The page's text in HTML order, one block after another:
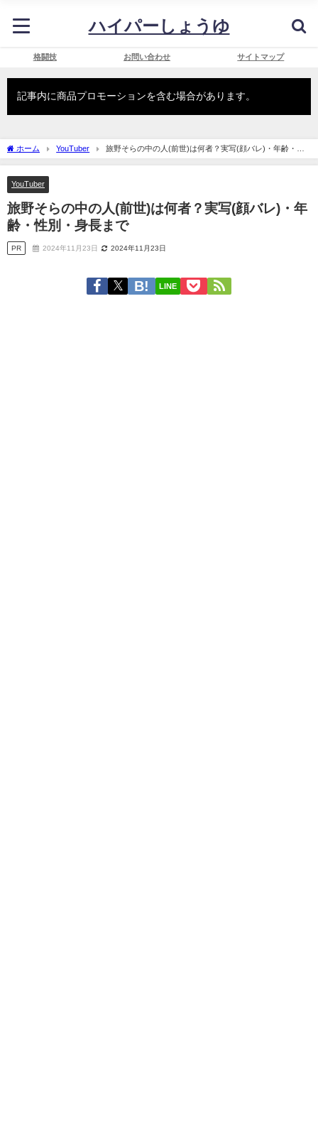
ハイパーしょうゆ
格闘技 お問い合わせ サイトマップ
記事内に商品プロモーションを含む場合があります。
ホーム YouTuber
旅野そらの中の人(前世)は何者？実写(顔バレ)・年齢・性
別・身長まで
YouTuber
旅野そらの中の人(前世)は何者？実写(顔バレ)・年
齢・性別・身長まで
PR 2024年11月23日 2024年11月23日
LINE